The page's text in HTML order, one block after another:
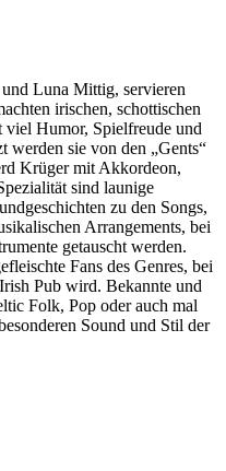
Luna Mittig, servieren
irischen, schottischen
Humor, Spielfreude und
werden sie von den „Gents“
Krüger mit Akkordeon,
sind launige
zu den Songs,
Arrangements, bei
getauscht werden.
Fans des Genres, bei
Pub wird. Bekannte und
Folk, Pop oder auch mal
Sound und Stil der